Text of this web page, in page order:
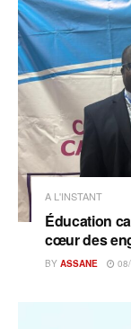
A L'INSTANT
Éducation
cœur des
BY ASSANE